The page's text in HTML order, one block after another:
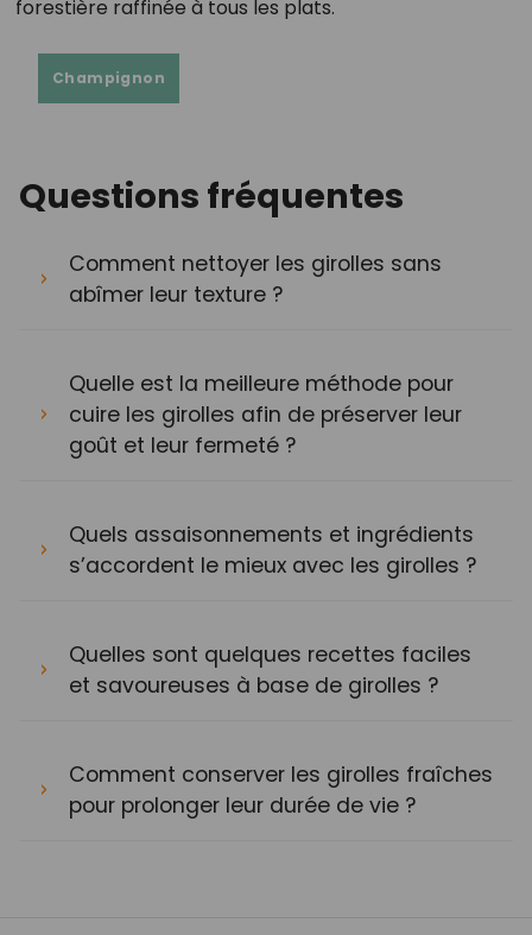
forestière raffinée à tous les plats.
Champignon
Questions fréquentes
Comment nettoyer les girolles sans
abîmer leur texture ?
Quelle est la meilleure méthode pour
cuire les girolles afin de préserver leur
goût et leur fermeté ?
Quels assaisonnements et ingrédients
s’accordent le mieux avec les girolles ?
Quelles sont quelques recettes faciles
et savoureuses à base de girolles ?
Comment conserver les girolles fraîches
pour prolonger leur durée de vie ?